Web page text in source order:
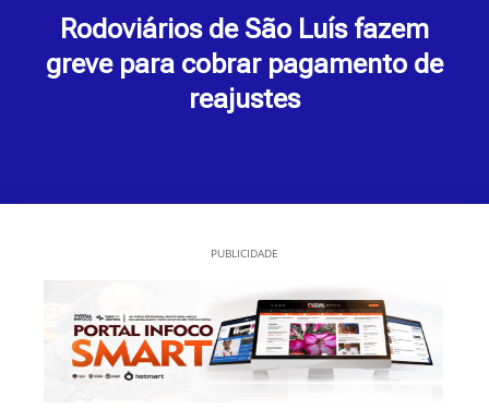
Rodoviários de São Luís fazem
greve para cobrar pagamento de
reajustes
PUBLICIDADE